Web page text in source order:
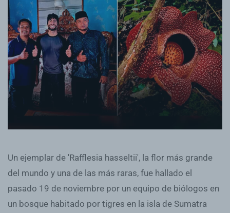
Un ejemplar de 'Rafflesia hasseltii', la flor más grande
del mundo y una de las más raras, fue hallado el
pasado 19 de noviembre por un equipo de biólogos en
un bosque habitado por tigres en la isla de Sumatra